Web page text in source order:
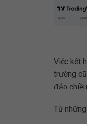
Việc kết
trường
đảo chiều.
Từ